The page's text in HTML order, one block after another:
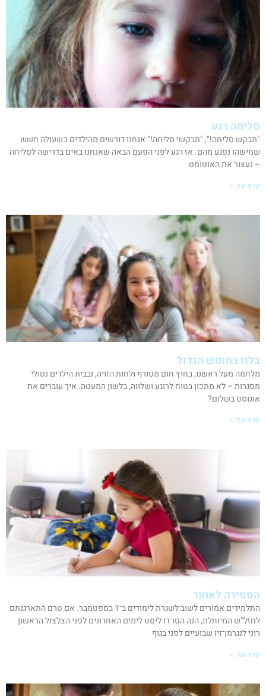
סליחה רגע
"תבקש סליחה!", "תבקשי סליחה!" אנחנו דורשים מהילדים כשעולה חשש
שמישהו נפגע מהם. אז רגע לפני הפעם הבאה שאנחנו באים בדרישה לסליחה
– נעצור את האוטומט
קרא עוד »
בלוז בחופש הגדול
מלחמה מעל ראשנו, בחוץ חום מטורף ולחות הזויה, ובבית הילדים נטולי
מסגרות – לא מתכון בטוח לרוגע ושלווה, בלשון המעטה. איך עוברים את
אוגוסט בשלום?
קרא עוד »
הספירה לאחור
התלמידים אמורים לשוב לשגרת לימודים ב־1 בספטמבר. אם טרם התארגנתם
לחזל"ש המיוחלת, הנה הטו־דו ליסט לימים האחרונים לפני הצלצול הראשון
רוני לנגרמן־זיו שבועיים לפני בגוף
קרא עוד »